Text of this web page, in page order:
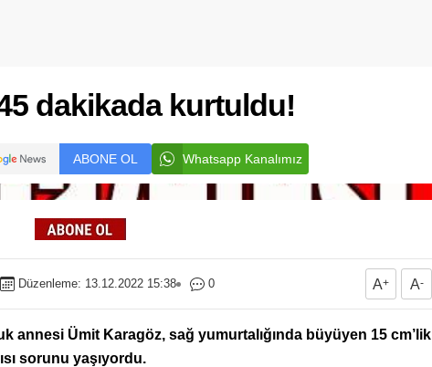
45 dakikada kurtuldu!
ABONE OL Whatsapp Kanalımız
Düzenleme: 13.12.2022 15:38 0 A+ A-
annesi Ümit Karagöz, sağ yumurtalığında büyüyen 15 cm’lik
sorunu yaşıyordu.